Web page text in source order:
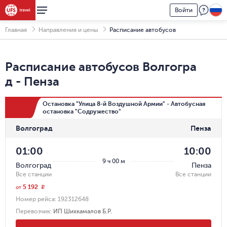
Войти
Главная Направления и цены Расписание автобусов
Расписание автобусов Волгогра
д - Пенза
Остановка "Улица 8-й Воздушной Армии" - Автобусная
остановка "Содружество"
Волгоград Пенза
9 ч 00 м
01:00
Волгоград
Все станции
10:00
Пенза
Все станции
Номер рейса: 192312648
Перевозчик: ИП Шихкамалов Б.Р.
от 5 192 r